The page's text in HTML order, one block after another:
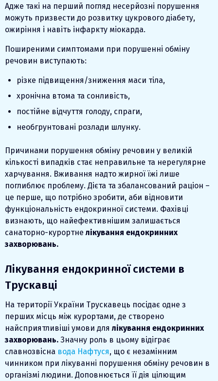
Адже такі на перший погляд несерйозні порушення
можуть призвести до розвитку цукрового діабету,
ожиріння і навіть інфаркту міокарда.
Поширеними симптомами при порушенні обміну
речовин виступають:
різке підвищення/зниження маси тіла,
хронічна втома та сонливість,
постійне відчуття голоду, спраги,
необгрунтовані розлади шлунку.
Причинами порушення обміну речовин у великій
кількості випадків стає неправильне та нерегулярне
харчування. Вживання надто жирної їжі лише
поглиблює проблему. Дієта та збалансований раціон –
це перше, що потрібно зробити, аби відновити
функціональність ендокринної системи. Фахівці
визнають, що найефективнішим залишається
санаторно-курортнелікування ендокринних
захворювань.
Лікування ендокринної системи в
Трускавці
На території України Трускавець посідає одне з
перших місць між курортами, де створено
найсприятливіші умови длялікування ендокринних
захворювань. Значну роль в цьому відіграє
славнозвісна вода Нафтуся, що є незамінним
чинником при лікуванні порушення обміну речовин в
організмі людини. Доповнюється її дія цілющим